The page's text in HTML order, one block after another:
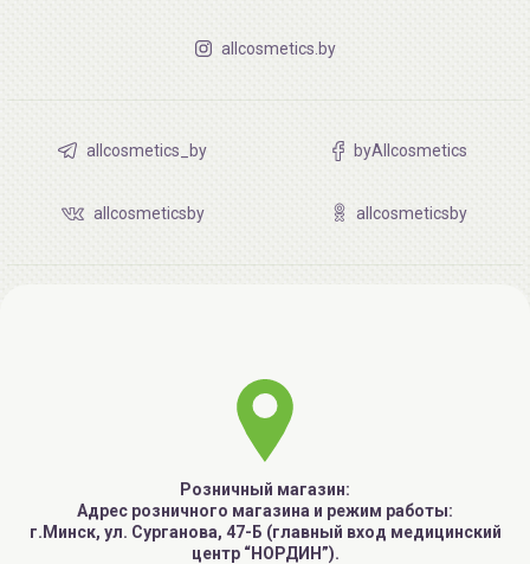
allcosmetics.by
allcosmetics_by byAllcosmetics
allcosmeticsby allcosmeticsby
Розничный магазин:
Адрес розничного магазина и режим работы:
г.Минск, ул. Сурганова, 47-Б (главный вход медицинский
центр “НОРДИН”).